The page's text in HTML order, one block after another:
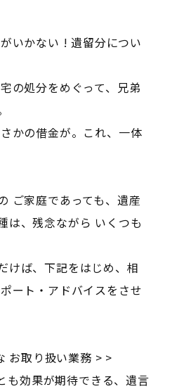
いかない ! 遺留分につい
の処分をめぐって、兄弟
かの借金が。これ、一体
ご家庭であっても、遺産
は、残念ながら いくつも
けば、下記をはじめ、相
ート・アドバイスをさせ
お取り扱い業務 > >
も効果が期待できる、遺言